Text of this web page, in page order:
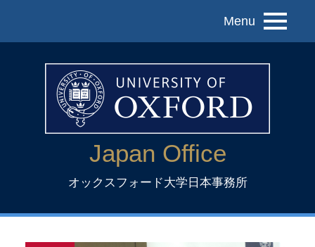
Menu
Japan Office
オックスフォード大学日本事務所